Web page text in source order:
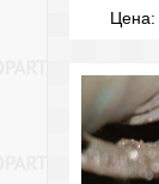
Цена: